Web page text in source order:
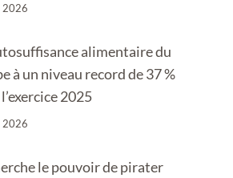
2026
alimentaire du
à un niveau record de 37 %
2025
2026
le pouvoir de pirater